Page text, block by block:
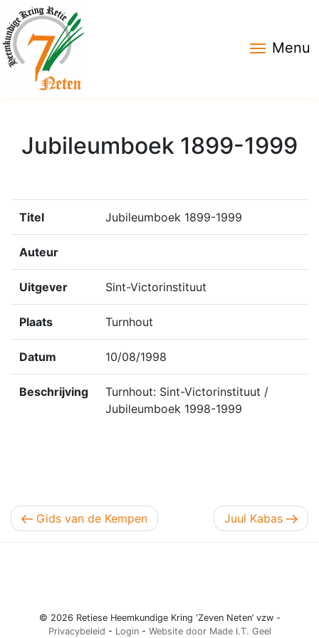
Menu
Jubileumboek 1899-1999
Titel Jubileumboek 1899-1999
Auteur
Uitgever Sint-Victorinstituut
Plaats Turnhout
Datum 10/08/1998
Beschrijving
Turnhout: Sint-Victorinstituut /
Jubileumboek 1998-1999
Berichtnavigatie
Vorig bericht
Gids van de Kempen Volgend bericht
Juul Kabas
© 2026 Retiese Heemkundige Kring ‘Zeven Neten’ vzw -
Privacybeleid - Login- Website door Made I.T. Geel